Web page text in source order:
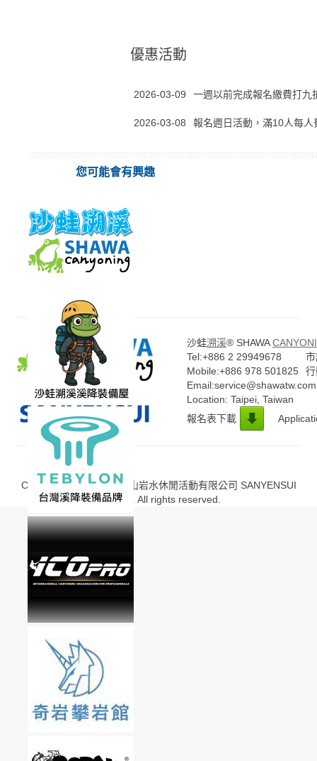
優惠活動
2026-03-09 一週以前完成報名繳費打九
2026-03-08 報名週日活動，滿10人每
您可能會有興趣
沙蛙溯溪® SHAWA
Tel:+886 2 29949678
Mobile:+886 978 501825
Email:service@shawatw.com
Location: Taipei, Taiwan
報名表下載
Copyright © 2013-2020 山岩水休閒活動有限公司 SANYENSUI
Co., Ltd. All rights reserved.